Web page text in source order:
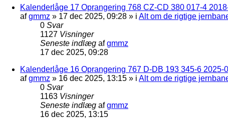
Kalenderlåge 17 Oprangering 768 CZ-CD 380 017-4
afgmmz » 17 dec 2025, 09:28 » i Alt om de rigtige
0 Svar
1127 Visninger
Seneste indlæg afgmmz
17 dec 2025, 09:28
Kalenderlåge 16 Oprangering 767 D-DB 193 345-6 2025-
afgmmz » 16 dec 2025, 13:15 » i Alt om de rigtige
0 Svar
1163 Visninger
Seneste indlæg afgmmz
16 dec 2025, 13:15